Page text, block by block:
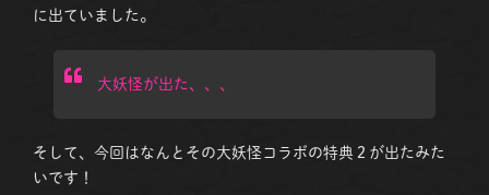
に出ていました。
大妖怪が出た、、、
そして、今回はなんとその大妖怪コラボの特典２が出たみた
いです！